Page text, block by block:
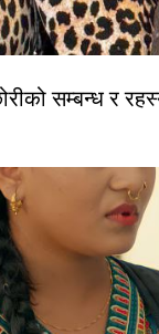
सम्बन्ध र